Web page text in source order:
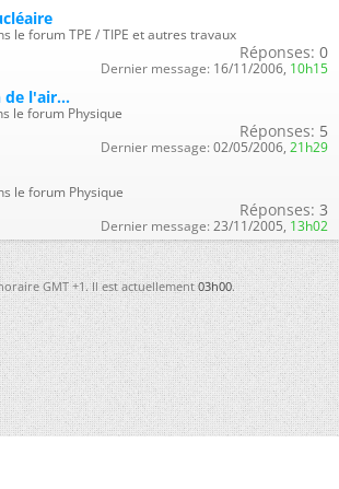
le forum TPE / TIPE et autres travaux
Réponses: 0
Dernier message: 16/11/2006, 10h15
de l'air...
le forum Physique
Réponses: 5
Dernier message: 02/05/2006, 21h29
le forum Physique
Réponses: 3
Dernier message: 23/11/2005, 13h02
GMT +1. Il est actuellement03h00.